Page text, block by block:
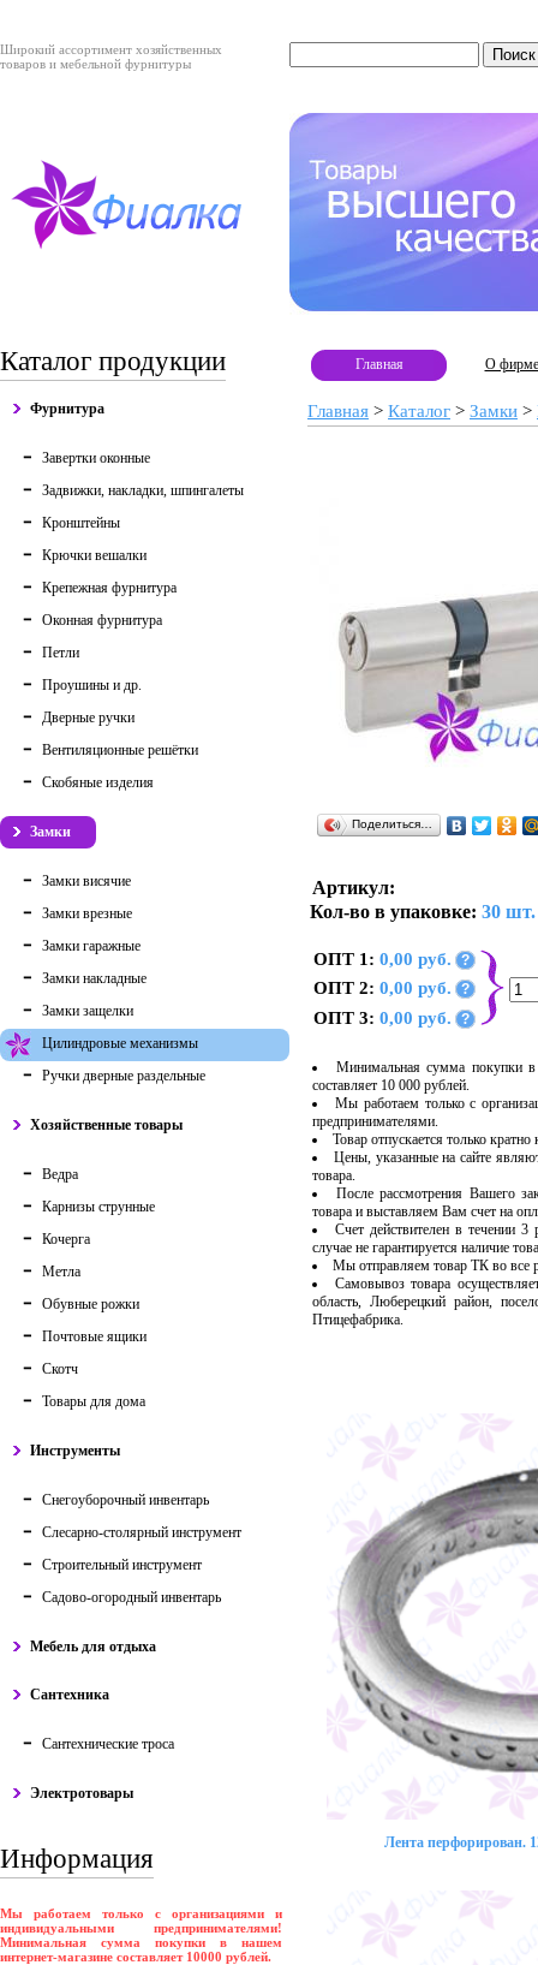
Широкий ассортимент хозяйственных
товаров и мебельной фурнитуры
Каталог продукции
Фурнитура
Завертки оконные
Задвижки, накладки, шпингалеты
Кронштейны
Крючки вешалки
Крепежная фурнитура
Оконная фурнитура
Петли
Проушины и др.
Дверные ручки
Вентиляционные решётки
Скобяные изделия
Замки
Замки висячие
Замки врезные
Замки гаражные
Замки накладные
Замки защелки
Цилиндровые механизмы
Ручки дверные раздельные
Хозяйственные товары
Ведра
Карнизы струнные
Кочерга
Метла
Обувные рожки
Почтовые ящики
Скотч
Товары для дома
Инструменты
Снегоуборочный инвентарь
Слесарно-столярный инструмент
Строительный инструмент
Садово-огородный инвентарь
Мебель для отдыха
Сантехника
Сантехнические троса
Электротовары
Информация
Мы работаем только с организациями и
индивидуальными предпринимателями!
Минимальная сумма покупки в нашем
интернет-магазине составляет 10000 рублей.
Главная О фирме
Главная > Каталог > Замки >
Поделиться…
Артикул:
Кол-во в упаковке: 30 шт.
ОПТ 1: 0,00 руб. ?
ОПТ 2: 0,00 руб. ?
ОПТ 3: 0,00 руб. ?
Минимальная сумма покупки в
составляет 10 000 рублей.
Мы работаем только с
предпринимателями.
Товар отпускается только
Цены, указанные на сайте
товара.
После рассмотрения Вашего
товара и выставляем Вам счет на
Счет действителен в течении
случае не гарантируется наличие
Мы отправляем товар ТК во
Самовывоз товара
область, Люберецкий район,
Птицефабрика.
Лента перфорирован.